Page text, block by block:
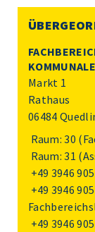
Markt 1
Rathaus
06484
Raum: 30
Raum: 31
+49 3946
+49 3946
+49 3946